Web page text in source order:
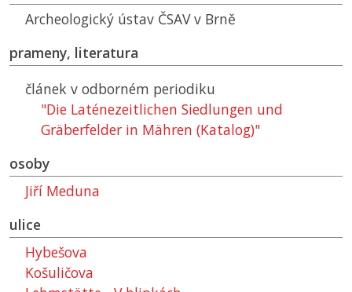
Archeologický ústav ČSAV v Brně
prameny, literatura
článek v odborném periodiku
"Die Laténezeitlichen Siedlungen und
Gräberfelder in Mähren (Katalog)"
osoby
Jiří Meduna
ulice
Hybešova
Košuličova